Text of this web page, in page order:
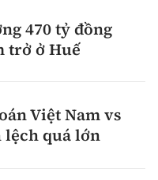
470 tỷ đồng
trở ở Huế
Việt Nam vs
lệch quá lớn